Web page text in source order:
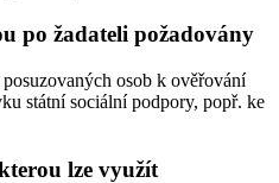
po žadateli požadovány
osob k ověřování
státní sociální podpory, popř. ke
lze využít